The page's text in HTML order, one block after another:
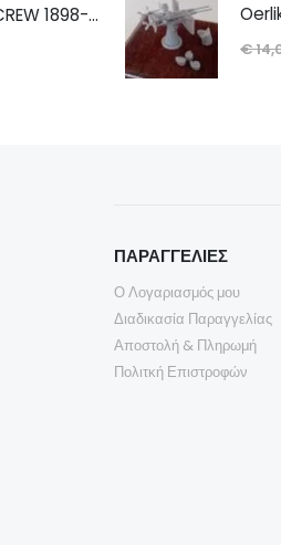
US NAVY CREW 1898-1913 1/100
€
ΠΑΡΑΓΓΕΛΙΕΣ
Ο Λογαριασμός μου
Διαδικασία Παραγγελίας
Αποστολή & Πληρωμή
Πολιτκή Επιστροφών